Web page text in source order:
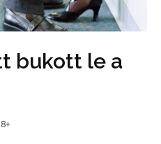
bukott le a